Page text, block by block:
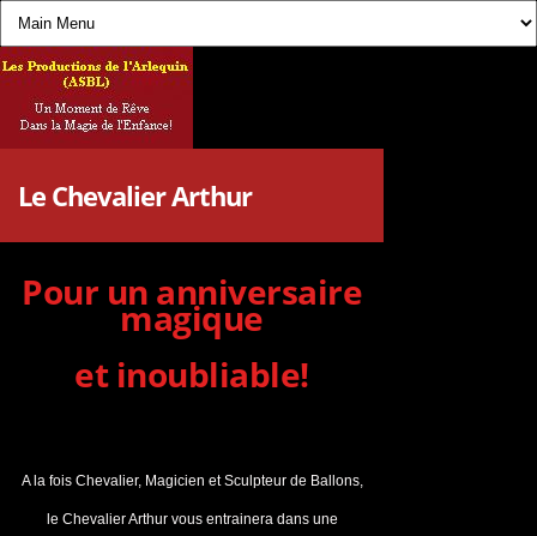
Le Chevalier Arthur
Pour un anniversaire
magique
et inoubliable!
A la fois Chevalier, Magicien et Sculpteur de Ballons,
le Chevalier Arthur vous entrainera dans une